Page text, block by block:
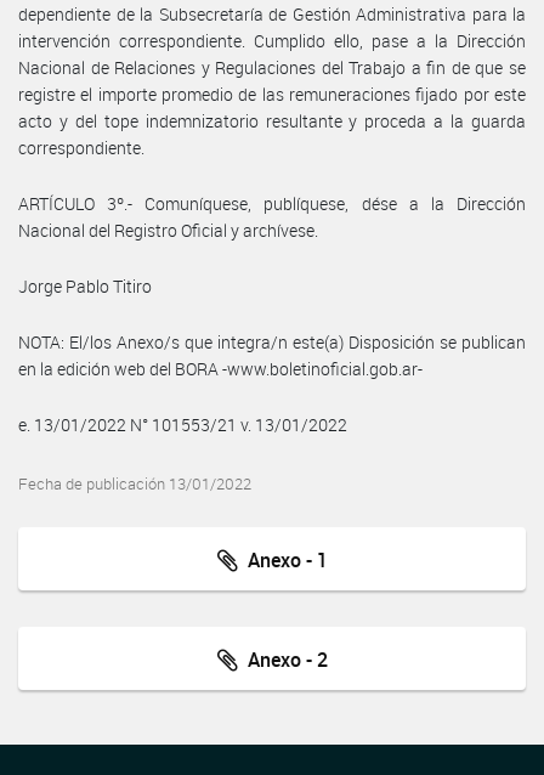
dependiente de la Subsecretaría de Gestión Administrativa para la
intervención correspondiente. Cumplido ello, pase a la Dirección
Nacional de Relaciones y Regulaciones del Trabajo a fin de que se
registre el importe promedio de las remuneraciones fijado por este
acto y del tope indemnizatorio resultante y proceda a la guarda
correspondiente.
ARTÍCULO 3º.- Comuníquese, publíquese, dése a la Dirección
Nacional del Registro Oficial y archívese.
Jorge Pablo Titiro
NOTA: El/los Anexo/s que integra/n este(a) Disposición se publican
en la edición web del BORA -www.boletinoficial.gob.ar-
e. 13/01/2022 N° 101553/21 v. 13/01/2022
Fecha de publicación 13/01/2022
Anexo - 1
Anexo - 2